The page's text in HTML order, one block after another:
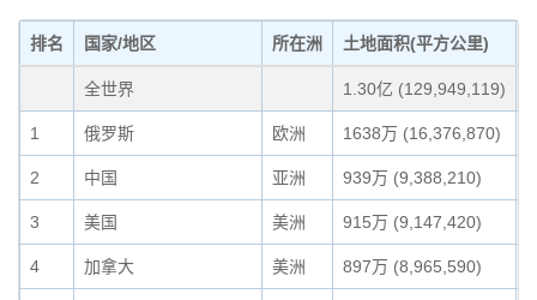
排名 国家/地区 所在洲 土地面积(平方公里)
全世界 1.30亿 (129,949,119)
1 俄罗斯 欧洲 1638万 (16,376,870)
2 中国 亚洲 939万 (9,388,210)
3 美国 美洲 915万 (9,147,420)
4 加拿大 美洲 897万 (8,965,590)